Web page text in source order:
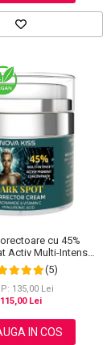
cu 45%
Activ Multi-Intens
Pigmentare cu
Vitamina C si Acid
KISS® Dark Spot,
50 ml
(5)
135,00 Lei
115,00 Lei
IN COS